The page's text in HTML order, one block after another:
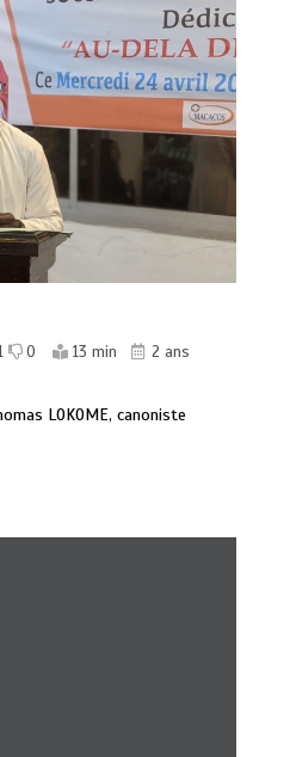
0 13 min
2 ans
LOKOME, canoniste